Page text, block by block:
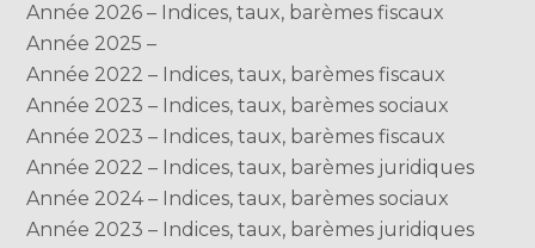
Année 2026 – Indices, taux, barèmes fiscaux
Année 2025 –
Année 2022 – Indices, taux, barèmes fiscaux
Année 2023 – Indices, taux, barèmes sociaux
Année 2023 – Indices, taux, barèmes fiscaux
Année 2022 – Indices, taux, barèmes juridiques
Année 2024 – Indices, taux, barèmes sociaux
Année 2023 – Indices, taux, barèmes juridiques